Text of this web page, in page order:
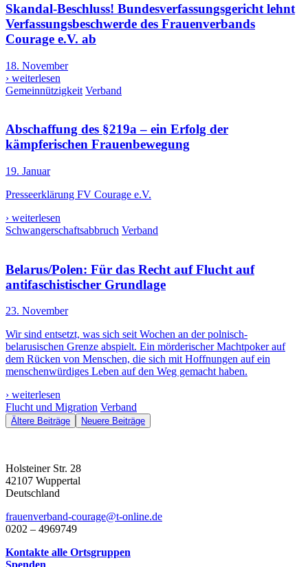
Skandal-Beschluss! Bundesverfassungsgericht lehnt
Verfassungsbeschwerde des Frauenverbands
Courage e.V. ab
18. November
› weiterlesen
Gemeinnützigkeit Verband
Abschaffung des §219a – ein Erfolg der
kämpferischen Frauenbewegung
19. Januar
Presseerklärung FV Courage e.V.
› weiterlesen
Schwangerschaftsabbruch Verband
Belarus/Polen: Für das Recht auf Flucht auf
antifaschistischer Grundlage
23. November
Wir sind entsetzt, was sich seit Wochen an der polnisch-
belarusischen Grenze abspielt. Ein mörderischer Machtpoker auf
dem Rücken von Menschen, die sich mit Hoffnungen auf ein
menschenwürdiges Leben auf den Weg gemacht haben.
› weiterlesen
Flucht und Migration Verband
Ältere Beiträge Neuere Beiträge
Holsteiner Str. 28
42107 Wuppertal
Deutschland
frauenverband-courage@t-online.de
0202 – 4969749
Kontakte alle Ortsgruppen